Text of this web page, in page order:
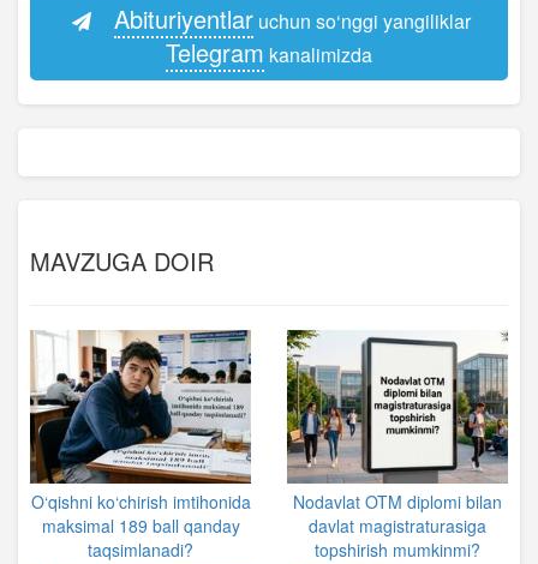
Abituriyentlaruchun so‘nggi yangiliklar
Telegram kanalimizda
MAVZUGA DOIR
O‘qishni ko‘chirish imtihonida
maksimal 189 ball qanday
taqsimlanadi?
Nodavlat OTM diplomi bilan
davlat magistraturasiga
topshirish mumkinmi?